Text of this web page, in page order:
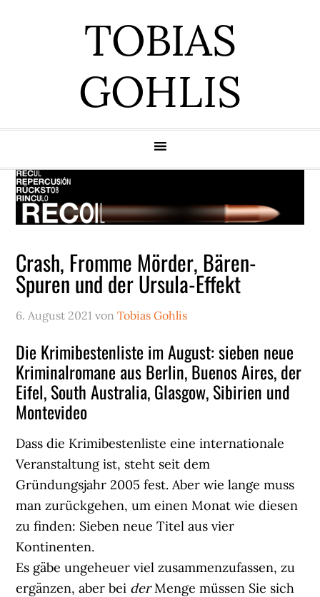
TOBIAS
GOHLIS
Crash, Fromme Mörder, Bären-
Spuren und der Ursula-Effekt
6. August 2021 vonTobias Gohlis
Die Krimibestenliste im August: sieben neue
Kriminalromane aus Berlin, Buenos Aires, der
Eifel, South Australia, Glasgow, Sibirien und
Montevideo
Dass die Krimibestenliste eine internationale
Veranstaltung ist, steht seit dem
Gründungsjahr 2005 fest. Aber wie lange muss
man zurückgehen, um einen Monat wie diesen
zu finden: Sieben neue Titel aus vier
Kontinenten.
Es gäbe ungeheuer viel zusammenzufassen, zu
ergänzen, aber bei derMenge müssen Sie sich